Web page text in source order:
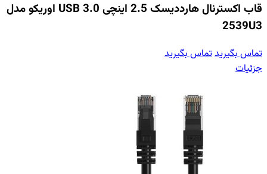
قاب اکسترنال هارددیسک 2.5 اینچی USB 3.0 اوریکو مدل
2539U3
تماس بگیریدتماس بگیرید
جزئیات